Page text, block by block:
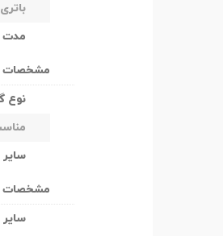
مدت
مشخصات
نوع
مشخصات